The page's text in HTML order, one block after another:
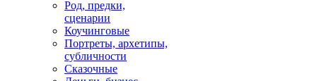
Род, предки,
сценарии
Коучинговые
Портреты, архетипы,
субличности
Сказочные